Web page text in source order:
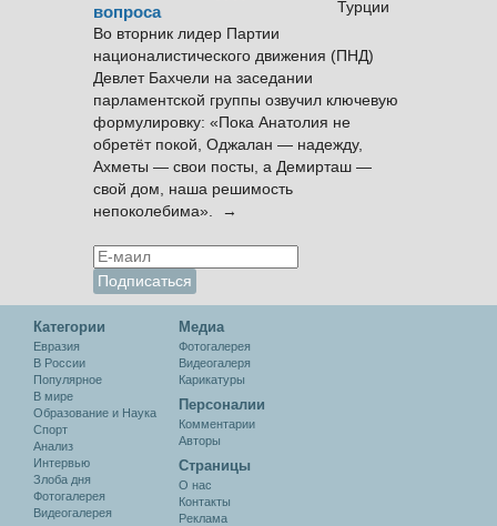
вопроса
Во вторник лидер Партии
националистического движения (ПНД)
Девлет Бахчели на заседании
парламентской группы озвучил ключевую
формулировку: «Пока Анатолия не
обретёт покой, Оджалан — надежду,
Ахметы — свои посты, а Демирташ —
свой дом, наша решимость
непоколебима». →
Категории
Евразия
В России
Популярное
В мире
Образование и Наука
Спорт
Анализ
Интервью
Злоба дня
Фотогалерея
Видеогалерея
Медиа
Фотогалерея
Видеогалеря
Карикатуры
Персоналии
Комментарии
Авторы
Cтраницы
О нас
Контакты
Реклама